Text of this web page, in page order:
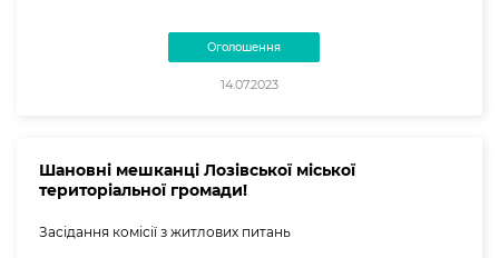
Оголошення
14.07.2023
Шановні мешканці Лозівської міської
територіальної громади!
Засідання комісії з житлових питань